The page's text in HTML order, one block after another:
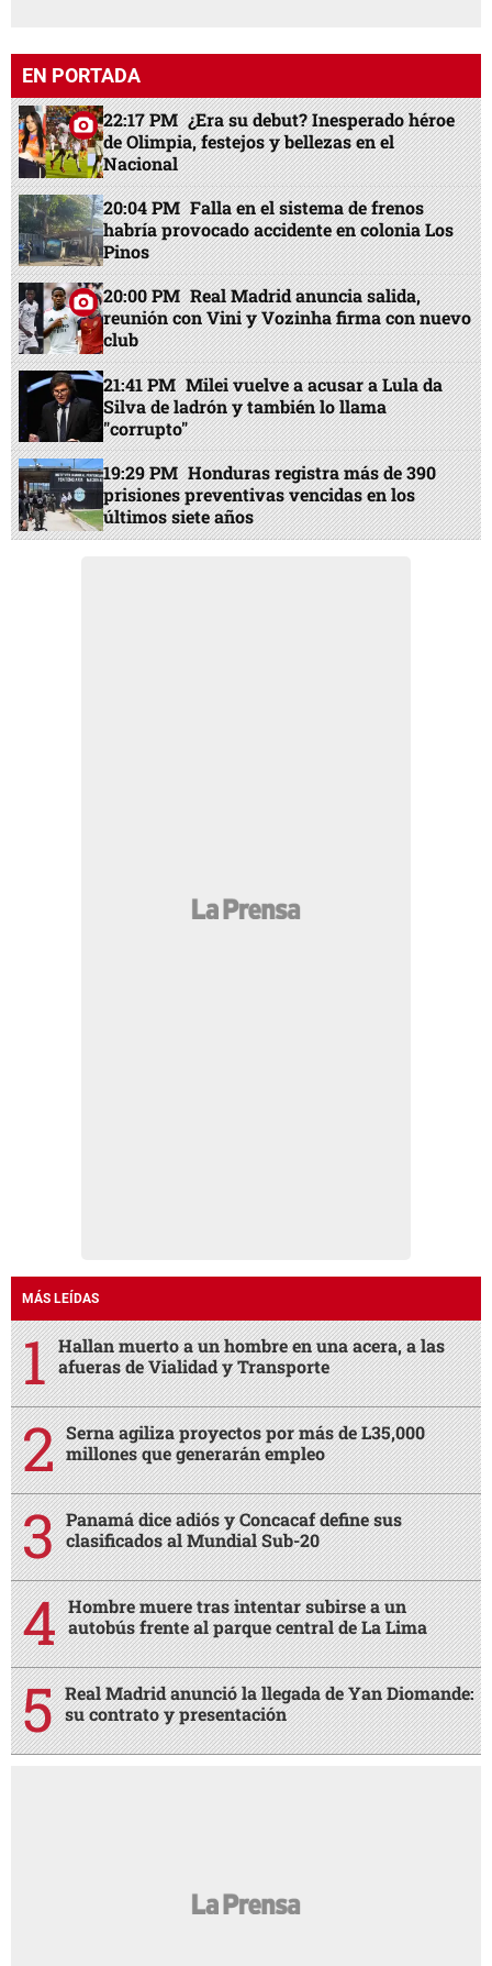
EN PORTADA
22:17 PM ¿Era su debut? Inesperado héroe
de Olimpia, festejos y bellezas en el
Nacional
20:04 PM Falla en el sistema de frenos
habría provocado accidente en colonia Los
Pinos
20:00 PM Real Madrid anuncia salida,
reunión con Vini y Vozinha firma con nuevo
club
21:41 PM Milei vuelve a acusar a Lula da
Silva de ladrón y también lo llama
"corrupto"
19:29 PM Honduras registra más de 390
prisiones preventivas vencidas en los
últimos siete años
MÁS LEÍDAS
Hallan muerto a un hombre en una acera, a las
afueras de Vialidad y Transporte
Serna agiliza proyectos por más de L35,000
millones que generarán empleo
Panamá dice adiós y Concacaf define sus
clasificados al Mundial Sub-20
Hombre muere tras intentar subirse a un
autobús frente al parque central de La Lima
Real Madrid anunció la llegada de Yan Diomande:
su contrato y presentación